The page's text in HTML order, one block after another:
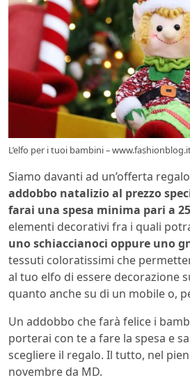
L’elfo per i tuoi bambini –
Siamo davanti ad un’offerta
addobbo natalizio al prezzo
farai una spesa minima pari a
elementi decorativi fra i quali
uno schiaccianoci oppure uno
tessuti coloratissimi che
al tuo elfo di essere decorazione
quanto anche su di un mobile o,
Un addobbo che farà felice i
porterai con te a fare la spesa e
scegliere il regalo. Il tutto, nel
novembre da MD.